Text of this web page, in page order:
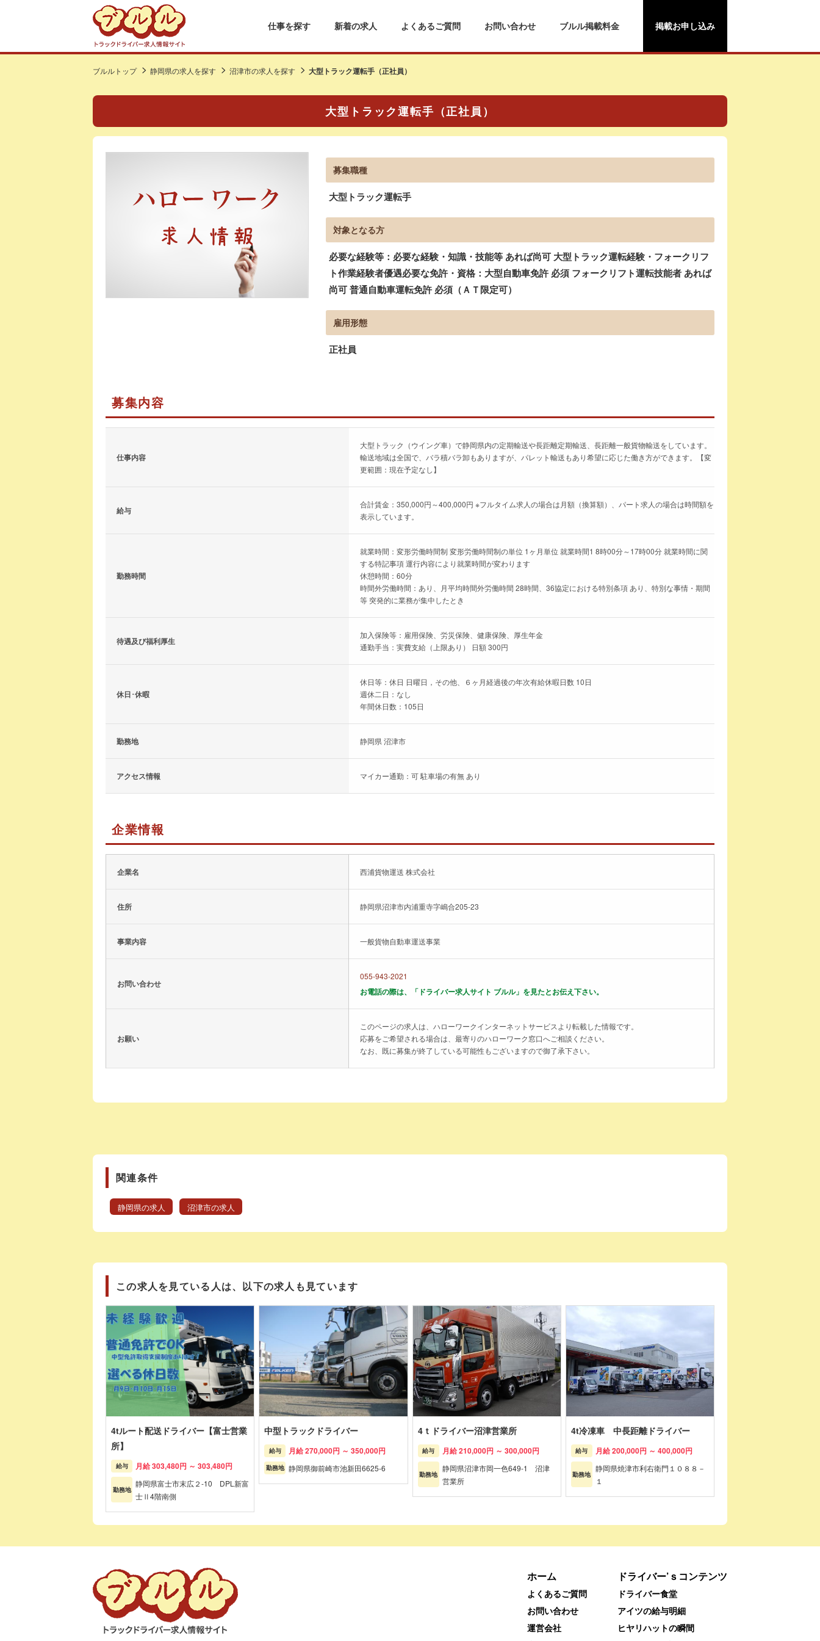
仕事を探す 新着の求人 よくあるご質問 お問い合わせ ブルル掲載料金 掲載お申し込み
ブルルトップ 静岡県の求人を探す 沼津市の求人を探す 大型トラック運転手（正社員）
大型トラック運転手（正社員）
募集職種
大型トラック運転手
対象となる方
必要な経験等：必要な経験・知識・技能等 あれば尚可 大型トラック運転経験・フォークリフ
ト作業経験者優遇必要な免許・資格：大型自動車免許 必須 フォークリフト運転技能者 あれば
尚可 普通自動車運転免許 必須（ＡＴ限定可）
雇用形態
正社員
募集内容
仕事内容
大型トラック（ウイング車）で静岡県内の定期輸送や長距離定期輸送、長距離一般貨物輸送をしています。
輸送地域は全国で、バラ積バラ卸もありますが、パレット輸送もあり希望に応じた働き方ができます。【変
更範囲：現在予定なし】
給与
合計賃金：350,000円～400,000円 ※フルタイム求人の場合は月額（換算額）、パート求人の場合は時間額を
表示しています。
勤務時間
就業時間：変形労働時間制 変形労働時間制の単位 1ヶ月単位 就業時間1 8時00分～17時00分 就業時間に関
する特記事項 運行内容により就業時間が変わります
休憩時間：60分
時間外労働時間：あり、月平均時間外労働時間 28時間、36協定における特別条項 あり、特別な事情・期間
等 突発的に業務が集中したとき
待遇及び福利厚生
加入保険等：雇用保険、労災保険、健康保険、厚生年金
通勤手当：実費支給（上限あり） 日額 300円
休日･休暇
休日等：休日 日曜日，その他、６ヶ月経過後の年次有給休暇日数 10日
週休二日：なし
年間休日数：105日
勤務地 静岡県 沼津市
アクセス情報 マイカー通勤：可 駐車場の有無 あり
企業情報
企業名 西浦貨物運送 株式会社
住所 静岡県沼津市内浦重寺字嶋合205-23
事業内容 一般貨物自動車運送事業
お問い合わせ
055-943-2021
お電話の際は、「ドライバー求人サイト ブルル」を見たとお伝え下さい。
お願い
このページの求人は、ハローワークインターネットサービスより転載した情報です。
応募をご希望される場合は、最寄りのハローワーク窓口へご相談ください。
なお、既に募集が終了している可能性もございますので御了承下さい。
関連条件
静岡県の求人 沼津市の求人
この求人を見ている人は、以下の求人も見ています
4tルート配送ドライバー【富士営業
所】
給与 月給 303,480円 ～ 303,480円
勤務地
静岡県富士市末広２-10 DPL新富
士Ⅱ4階南側
中型トラックドライバー
給与 月給 270,000円 ～ 350,000円
勤務地 静岡県御前崎市池新田6625-6
4ｔドライバー沼津営業所
給与 月給 210,000円 ～ 300,000円
勤務地
静岡県沼津市岡一色649-1 沼津
営業所
4t冷凍車 中長距離ドライバー
給与 月給 200,000円 ～ 400,000円
勤務地
静岡県焼津市利右衛門１０８８－
１
ホーム
よくあるご質問
お問い合わせ
運営会社
ドライバー’ｓコンテンツ
ドライバー食堂
アイツの給与明細
ヒヤリハットの瞬間